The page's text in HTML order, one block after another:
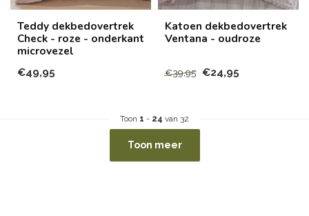
Teddy dekbedovertrek
Check - roze - onderkant
microvezel
€49,95
Katoen dekbedovertrek
Ventana - oudroze
€39,95 €24,95
Toon 1 - 24 van 32
Toon meer